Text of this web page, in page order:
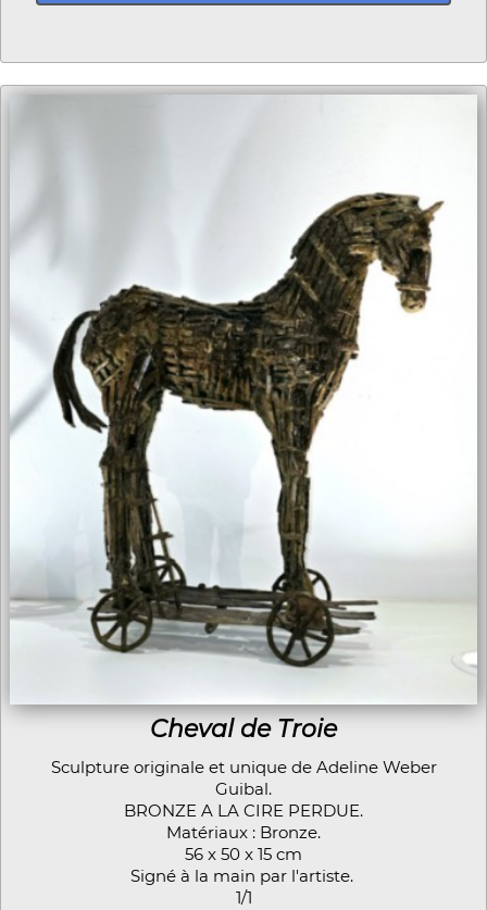
Cheval de Troie
Sculpture originale et unique de Adeline Weber
Guibal.
BRONZE A LA CIRE PERDUE.
Matériaux : Bronze.
56 x 50 x 15 cm
Signé à la main par l'artiste.
1/1